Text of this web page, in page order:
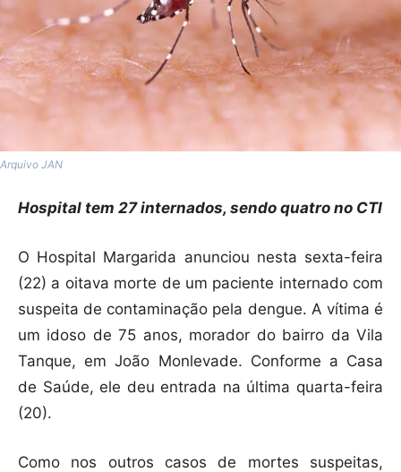
Arquivo JAN
Hospital tem 27 internados, sendo quatro no CTI
O Hospital Margarida anunciou nesta sexta-feira
(22) a oitava morte de um paciente internado com
suspeita de contaminação pela dengue. A vítima é
um idoso de 75 anos, morador do bairro da Vila
Tanque, em João Monlevade. Conforme a Casa
de Saúde, ele deu entrada na última quarta-feira
(20).
Como nos outros casos de mortes suspeitas,